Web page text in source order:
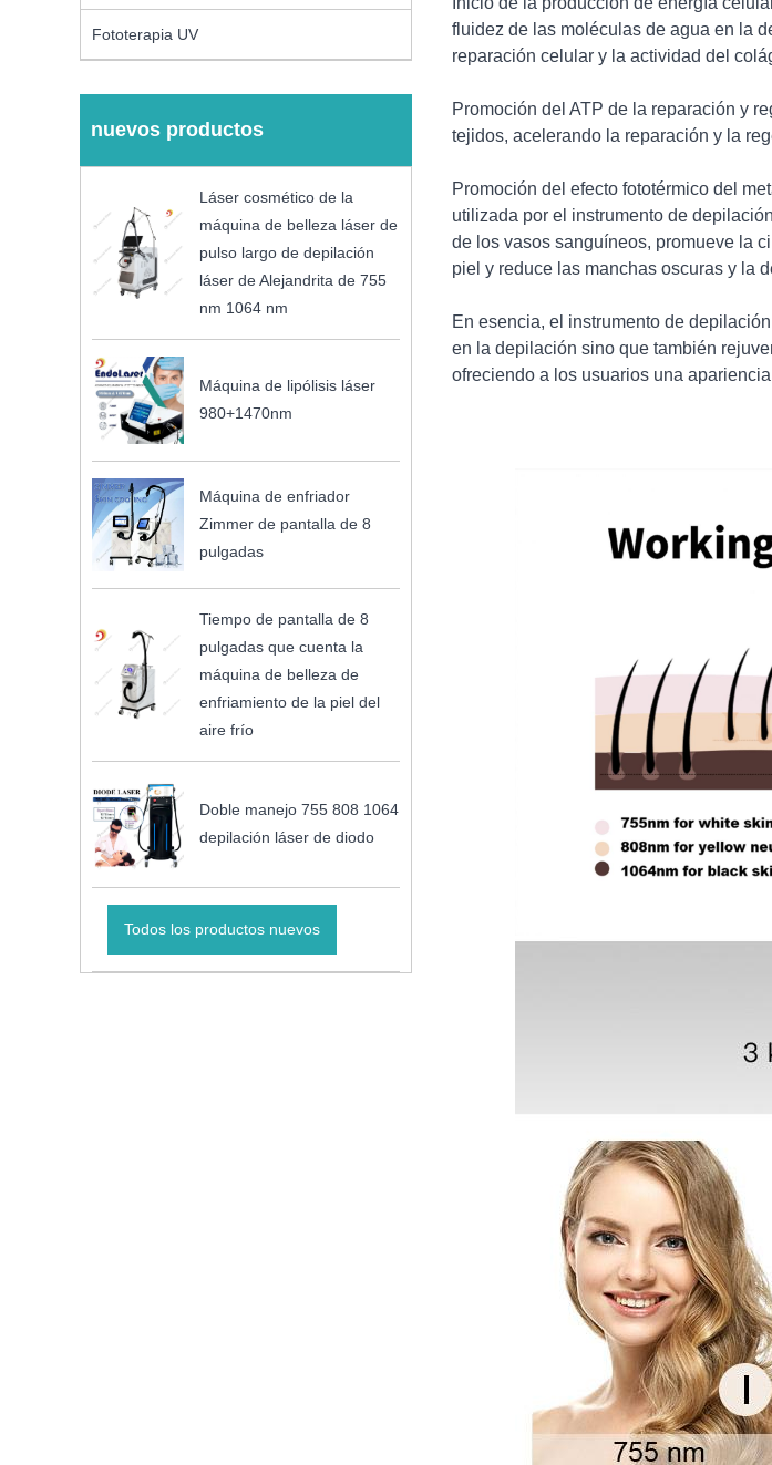
Fototerapia UV
nuevos productos
Láser cosmético de la
máquina de belleza láser de
pulso largo de depilación
láser de Alejandrita de 755
nm 1064 nm
Máquina de lipólisis láser
980+1470nm
Máquina de enfriador
Zimmer de pantalla de 8
pulgadas
Tiempo de pantalla de 8
pulgadas que cuenta la
máquina de belleza de
enfriamiento de la piel del
aire frío
Doble manejo 755 808 1064
depilación láser de diodo
Todos los productos nuevos
fluidez de las moléculas de agua en la
reparación celular y la actividad del
Promoción del ATP de la reparación y
tejidos, acelerando la reparación y la
Promoción del efecto fototérmico del
utilizada por el instrumento de
de los vasos sanguíneos, promueve la
piel y reduce las manchas oscuras y la
En esencia, el instrumento de
en la depilación sino que también
ofreciendo a los usuarios una